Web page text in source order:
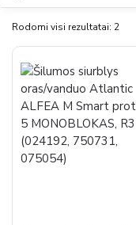
Rodomi visi rezultatai: 2